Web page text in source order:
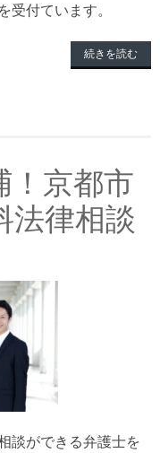
受付ています。
続きを読む
！京都市
法律相談
談ができる弁護士を